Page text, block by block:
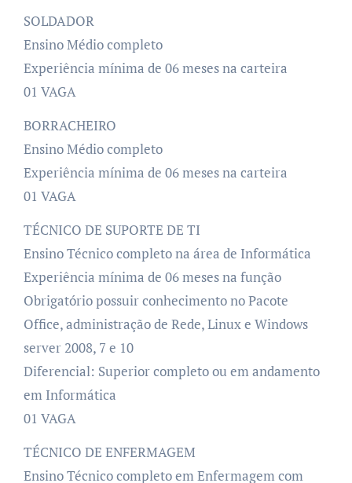
SOLDADOR
Ensino Médio completo
Experiência mínima de 06 meses na carteira
01 VAGA
BORRACHEIRO
Ensino Médio completo
Experiência mínima de 06 meses na carteira
01 VAGA
TÉCNICO DE SUPORTE DE TI
Ensino Técnico completo na área de Informática
Experiência mínima de 06 meses na função
Obrigatório possuir conhecimento no Pacote
Office, administração de Rede, Linux e Windows
server 2008, 7 e 10
Diferencial: Superior completo ou em andamento
em Informática
01 VAGA
TÉCNICO DE ENFERMAGEM
Ensino Técnico completo em Enfermagem com